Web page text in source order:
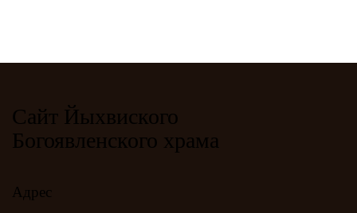
Сайт Йыхвиского
Богоявленского храма
Адрес